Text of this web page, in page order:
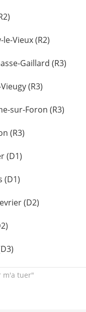
le-Vieux (R2)
Gaillard (R3)
(R3)
sur-Foron (R3)
(R3)
(D1)
(D1)
(D2)
m'a tuer"